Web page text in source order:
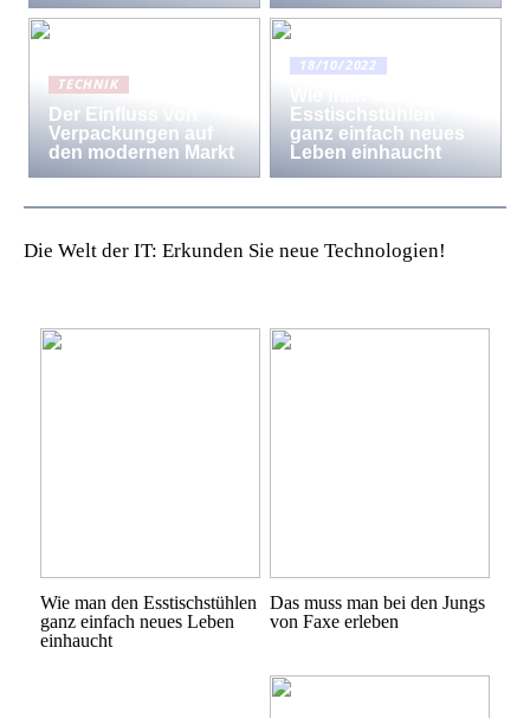
TECHNIK
Der Einfluss von
Verpackungen auf
den modernen Markt
18/10/2022
Esstischstühlen
ganz einfach neues
Leben einhaucht
Die Welt der IT: Erkunden Sie neue Technologien!
Wie man den Esstischstühlen
ganz einfach neues Leben
einhaucht
Das muss man bei den Jungs
von Faxe erleben